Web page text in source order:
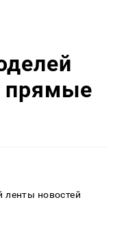
прямые
ленты новостей